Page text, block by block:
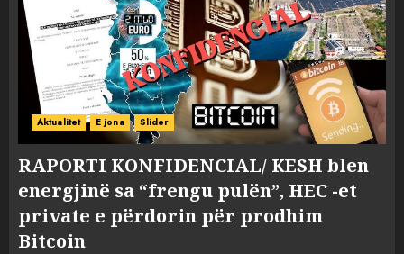
Aktualitet E jona Slider
RAPORTI KONFIDENCIAL/ KESH blen
energjinë sa “frengu pulën”, HEC -et
private e përdorin për prodhim
Bitcoin